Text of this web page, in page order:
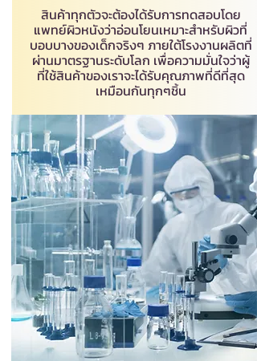
สินค้าทุกตัวจะต้องได้รับการทดสอบโดย
แพทย์ผิวหนังว่าอ่อนโยนเหมาะสำหรับผิวที่
บอบบางของเด็กจริงๆ ภายใต้โรงงานผลิตที่
ผ่านมาตรฐานระดับโลก เพื่อความมั่นใจว่าผู้
ที่ใช้สินค้าของเราจะได้รับคุณภาพที่ดีที่สุด
เหมือนกันทุกๆชิ้น